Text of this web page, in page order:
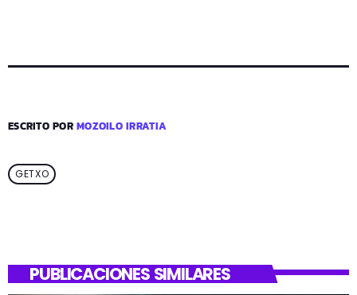
ESCRITO PORMOZOILO IRRATIA
GETXO
PUBLICACIONES SIMILARES